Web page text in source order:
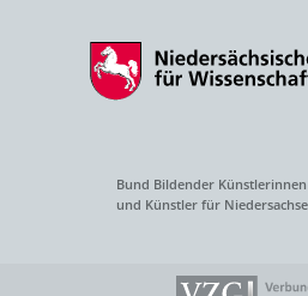
Bund Bildender Künstlerinnen
und Künstler für